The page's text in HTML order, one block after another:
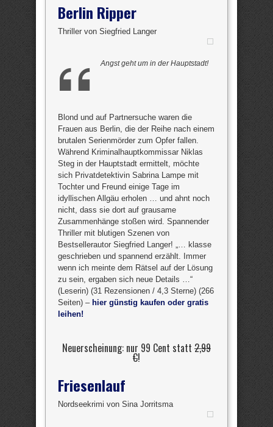
Berlin Ripper
Thriller von Siegfried Langer
Angst geht um in der Hauptstadt!
Blond und auf Partnersuche waren die
Frauen aus Berlin, die der Reihe nach einem
brutalen Serienmörder zum Opfer fallen.
Während Kriminalhauptkommissar Niklas
Steg in der Hauptstadt ermittelt, möchte
sich Privatdetektivin Sabrina Lampe mit
Tochter und Freund einige Tage im
idyllischen Allgäu erholen … und ahnt noch
nicht, dass sie dort auf grausame
Zusammenhänge stoßen wird. Spannender
Thriller mit blutigen Szenen von
Bestsellerautor Siegfried Langer! „… klasse
geschrieben und spannend erzählt. Immer
wenn ich meinte dem Rätsel auf der Lösung
zu sein, ergaben sich neue Details …“
(Leserin) (31 Rezensionen / 4,3 Sterne) (266
Seiten) – hier günstig kaufen oder gratis
leihen!
Neuerscheinung: nur 99 Cent statt 2,99
€!
Friesenlauf
Nordseekrimi von Sina Jorritsma